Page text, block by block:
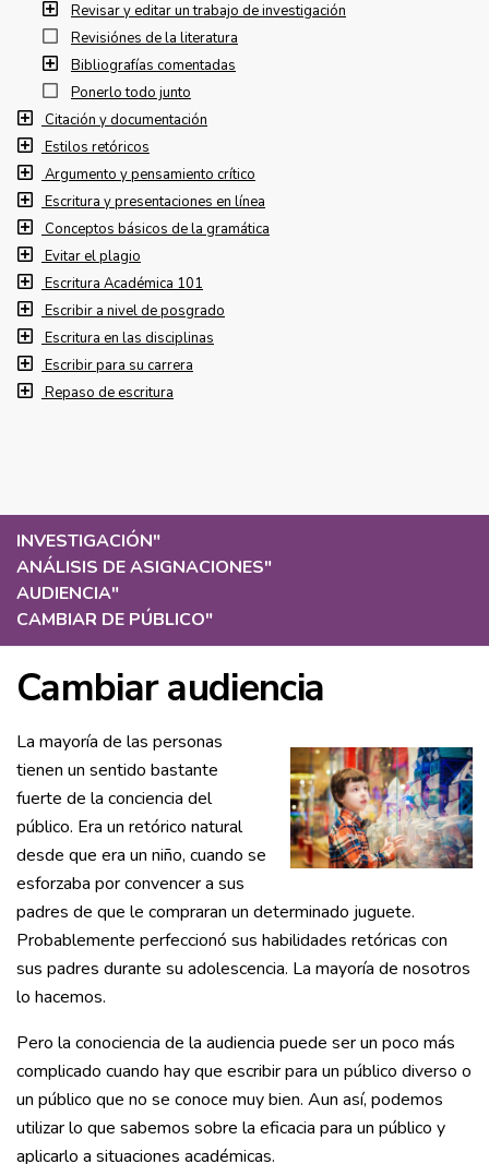
INVESTIGACIÓN"
ANÁLISIS DE ASIGNACIONES"
AUDIENCIA"
CAMBIAR DE PÚBLICO"
Cambiar audiencia
La mayoría de las personas
tienen un sentido bastante
fuerte de la conciencia del
público. Era un retórico natural
desde que era un niño, cuando se
esforzaba por convencer a sus
padres de que le compraran un determinado juguete.
Probablemente perfeccionó sus habilidades retóricas con
sus padres durante su adolescencia. La mayoría de nosotros
lo hacemos.
Pero la conociencia de la audiencia puede ser un poco más
complicado cuando hay que escribir para un público diverso o
un público que no se conoce muy bien. Aun así, podemos
utilizar lo que sabemos sobre la eficacia para un público y
aplicarlo a situaciones académicas.
Revisar y editar un trabajo de investigación
Revisiónes de la literatura
Bibliografías comentadas
Ponerlo todo junto
Citación y documentación
Estilos retóricos
Argumento y pensamiento crítico
Escritura y presentaciones en línea
Conceptos básicos de la gramática
Evitar el plagio
Escritura Académica 101
Escribir a nivel de posgrado
Escritura en las disciplinas
Escribir para su carrera
Repaso de escritura